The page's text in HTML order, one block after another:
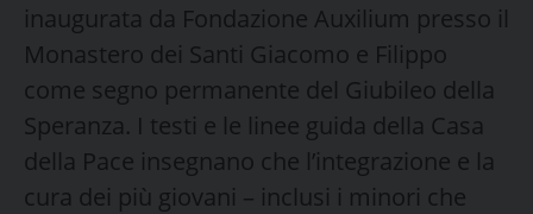
inaugurata da Fondazione Auxilium presso il
Monastero dei Santi Giacomo e Filippo
come segno permanente del Giubileo della
Speranza. I testi e le linee guida della Casa
della Pace insegnano che l’integrazione e la
cura dei più giovani – inclusi i minori che